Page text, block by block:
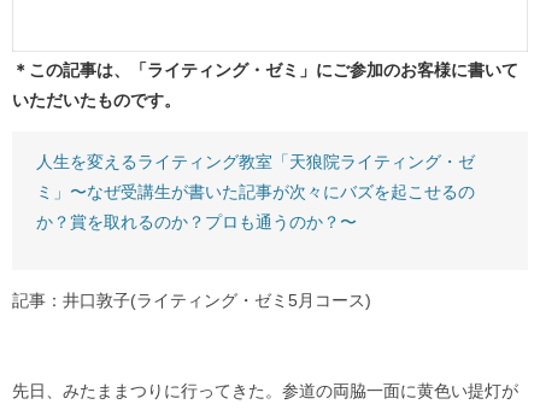
＊この記事は、「ライティング・ゼミ」にご参加のお客様に書いて
いただいたものです。
人生を変えるライティング教室「天狼院ライティング・ゼ
ミ」〜なぜ受講生が書いた記事が次々にバズを起こせるの
か？賞を取れるのか？プロも通うのか？〜
記事：井口敦子(ライティング・ゼミ5月コース)
先日、みたままつりに行ってきた。参道の両脇一面に黄色い提灯が